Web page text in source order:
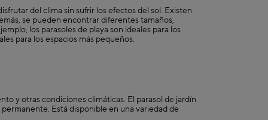
protección y estilo.
del clima sin sufrir los efectos del sol. Existen
se pueden encontrar diferentes tamaños,
los parasoles de playa son ideales para los
para los espacios más pequeños.
y otras condiciones climáticas. El parasol de jardín
Está disponible en una variedad de